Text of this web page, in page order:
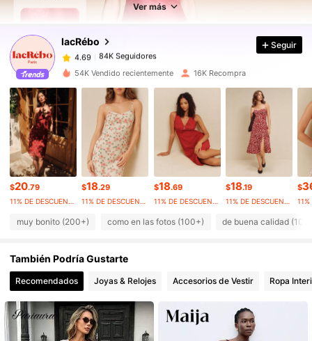
Ver más
lacRébo
4.69 84K Seguidores
4.69
84K Seguidores
84K Seguidores
4.69 84K Seguidores
4.69 84K Seguidores
4.69 84K Seguidores
4.69
4.69 84K Seguidores
Seguir
54K Vendido recientemente 16K Recompra
$20.79
11% DE DESCUENTO
$18.29
11% DE DESCUENTO
$18.69
11% DE DESCUENTO
$18.19
11% DE DESCUENTO
$
muy bonito (200+) como en las fotos (100+) de buena calidad
También Podría Gustarte
Recomendados Joyas & Relojes Accesorios de Vestir Ropa